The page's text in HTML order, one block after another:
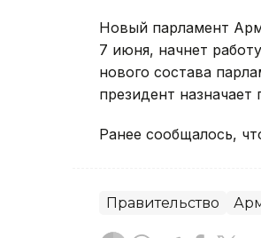
Новый парламент
7 июня, начнет
нового состава
президент
Ранее сообщалось,
Правительство